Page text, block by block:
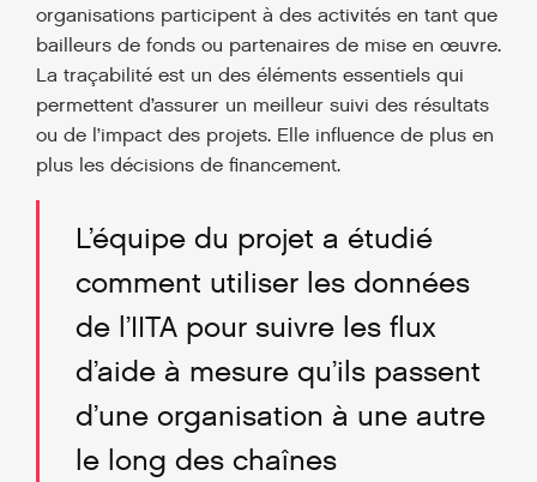
organisations participent à des activités en tant que
bailleurs de fonds ou partenaires de mise en œuvre.
La traçabilité est un des éléments essentiels qui
permettent d’assurer un meilleur suivi des résultats
ou de l’impact des projets. Elle influence de plus en
plus les décisions de financement.
L’équipe du projet a étudié
comment utiliser les données
de l’IITA pour suivre les flux
d’aide à mesure qu’ils passent
d’une organisation à une autre
le long des chaînes